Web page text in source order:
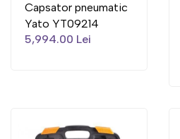
Capsator pneumatic
Yato YT09214
5,994.00 Lei